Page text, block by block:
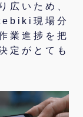
広いため、
現場分
業進捗を把
定がとても